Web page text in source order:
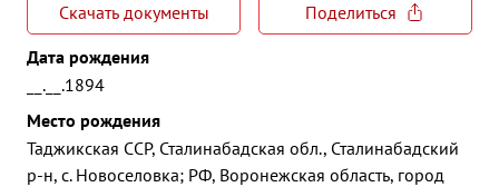
Скачать документы
Поделиться
Дата рождения
__.__.1894
Место рождения
Таджикская ССР, Сталинабадская обл., Сталинабадский
р-н, с. Новоселовка; РФ, Воронежская область, город